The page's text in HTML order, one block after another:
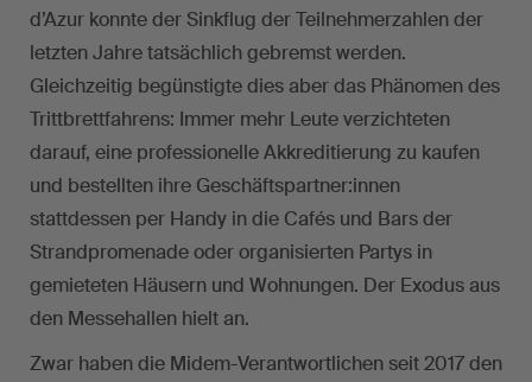
d’Azur konnte der Sinkflug der Teilnehmerzahlen der
letzten Jahre tatsächlich gebremst werden.
Gleichzeitig begünstigte dies aber das Phänomen des
Trittbrettfahrens: Immer mehr Leute verzichteten
darauf, eine professionelle Akkreditierung zu kaufen
und bestellten ihre Geschäftspartner:innen
stattdessen per Handy in die Cafés und Bars der
Strandpromenade oder organisierten Partys in
gemieteten Häusern und Wohnungen. Der Exodus aus
den Messehallen hielt an.
Zwar haben die Midem-Verantwortlichen seit 2017 den